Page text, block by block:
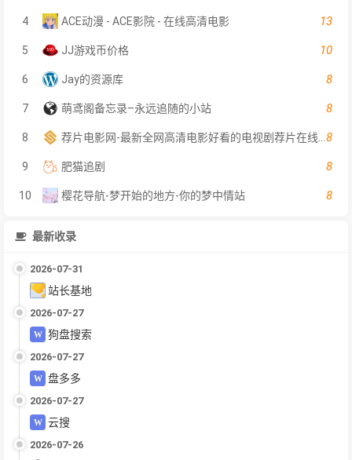
4 ACE动漫 - ACE影院 - 在线高清电影 13
5 JJ游戏币价格 10
6 Jay的资源库 8
7 萌鸢阁备忘录–永远追随的小站 8
8 8
9 肥猫追剧 8
10 樱花导航-梦开始的地方-你的梦中情站 8
最新收录
2026-07-31
站长基地
2026-07-27
狗盘搜索
2026-07-27
盘多多
2026-07-27
云搜
2026-07-26